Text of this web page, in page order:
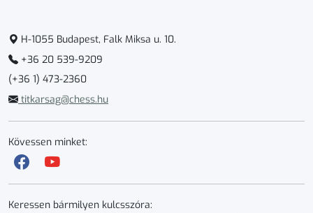
H-1055 Budapest, Falk Miksa u. 10.
+36 20 539-9209
(+36 1) 473-2360
titkarsag@chess.hu
Kövessen minket:
Keressen bármilyen kulcsszóra: